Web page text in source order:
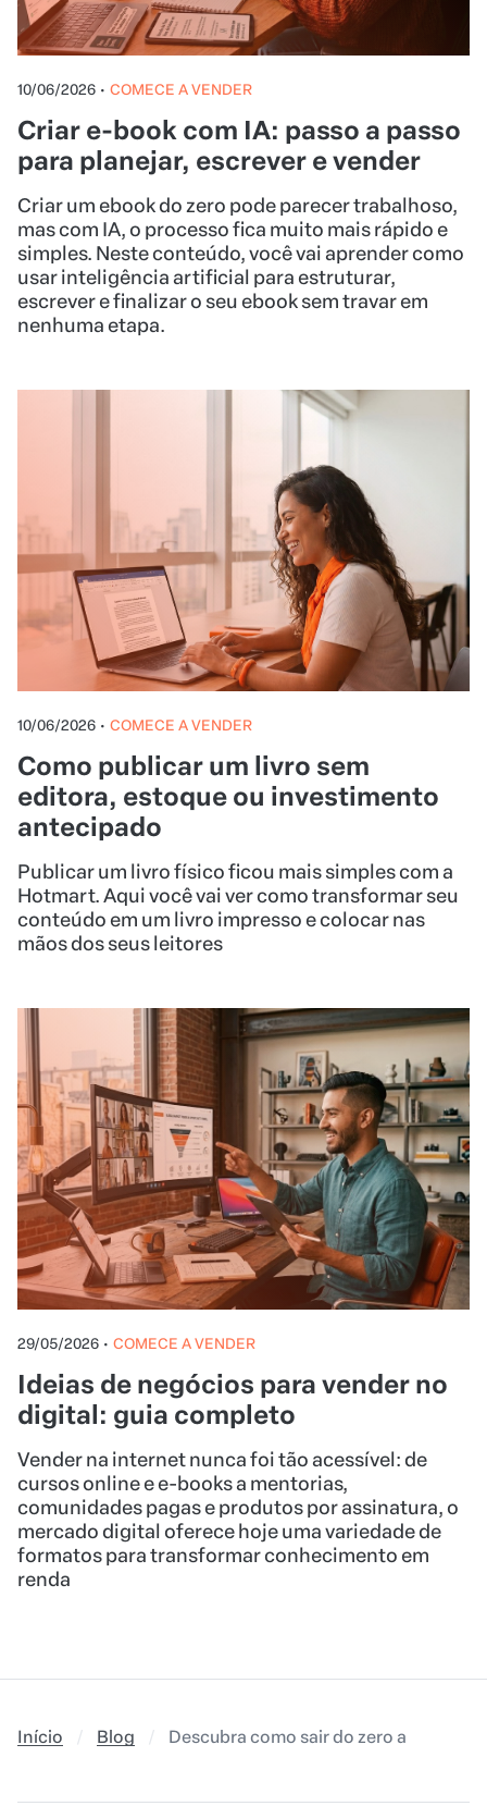
10/06/2026 • COMECE A VENDER
Criar e-book com IA: passo a passo
para planejar, escrever e vender
Criar um ebook do zero pode parecer trabalhoso,
mas com IA, o processo fica muito mais rápido e
simples. Neste conteúdo, você vai aprender como
usar inteligência artificial para estruturar,
escrever e finalizar o seu ebook sem travar em
nenhuma etapa.
10/06/2026 • COMECE A VENDER
Como publicar um livro sem
editora, estoque ou investimento
antecipado
Publicar um livro físico ficou mais simples com a
Hotmart. Aqui você vai ver como transformar seu
conteúdo em um livro impresso e colocar nas
mãos dos seus leitores
29/05/2026 • COMECE A VENDER
Ideias de negócios para vender no
digital: guia completo
Vender na internet nunca foi tão acessível: de
cursos online e e-books a mentorias,
comunidades pagas e produtos por assinatura, o
mercado digital oferece hoje uma variedade de
formatos para transformar conhecimento em
renda
Início Blog Descubra como sair do zero a zero e